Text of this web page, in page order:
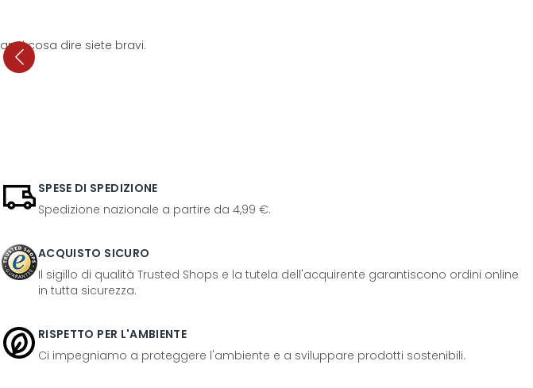
cosa dire siete bravi.
SPESE DI SPEDIZIONE
Spedizione nazionale a partire da 4,99 €.
ACQUISTO SICURO
Il sigillo di qualità Trusted Shops e la tutela dell'acquirente garantiscono ordini online
in tutta sicurezza.
RISPETTO PER L'AMBIENTE
Ci impegniamo a proteggere l'ambiente e a sviluppare prodotti sostenibili.